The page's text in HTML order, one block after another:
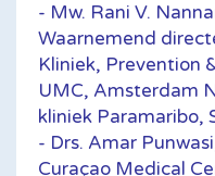
- Mw. Rani V.
Waarnemend
Kliniek, Prevention
UMC, Amsterdam
kliniek Paramaribo,
- Drs. Amar
Curaçao Medical